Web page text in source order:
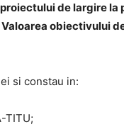
de largire la
obiectivului
si constau in:
TITU;